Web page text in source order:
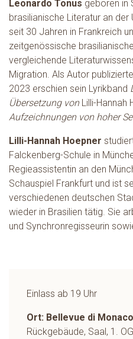
Leonardo Tonus geboren in
brasilianische Literatur an
seit 30 Jahren in Frankreich
zeitgenössische
vergleichende
Migration. Als Autor
2023 erschien sein Lyrikband
Übersetzung von Lilli-Hannah
Aufzeichnungen von hoher
Lilli-Hannah Hoepner
Falckenberg-Schule in
Regieassistentin an den
Schauspiel Frankfurt und ist
verschiedenen deutschen
wieder in Brasilien tätig. Sie
und Synchronregisseurin
Einlass ab 19 Uhr
Ort: Bellevue di Monaco
Rückgebäude, Saal, 1. OG